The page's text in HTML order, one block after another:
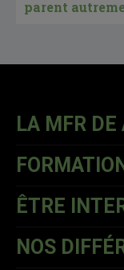
parent
LA MFR DE
ÊTRE
NOS